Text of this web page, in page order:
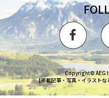
Copyright© AEG
【掲載記事・写真・イラスト